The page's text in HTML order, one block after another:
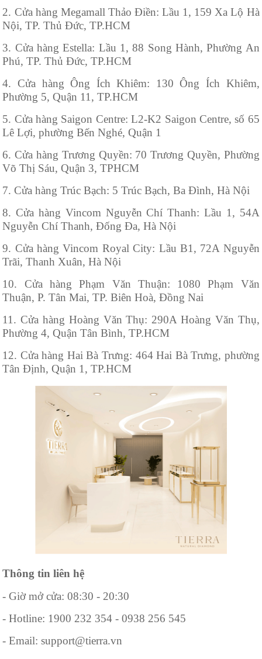
2. Cửa hàng Megamall Thảo Điền: Lầu 1, 159 Xa Lộ Hà
Nội, TP. Thủ Đức, TP.HCM
3. Cửa hàng Estella: Lầu 1, 88 Song Hành, Phường An
Phú, TP. Thủ Đức, TP.HCM
4. Cửa hàng Ông Ích Khiêm: 130 Ông Ích Khiêm,
Phường 5, Quận 11, TP.HCM
5. Cửa hàng Saigon Centre: L2-K2 Saigon Centre, số 65
Lê Lợi, phường Bến Nghé, Quận 1
6. Cửa hàng Trương Quyền: 70 Trương Quyền, Phường
Võ Thị Sáu, Quận 3, TPHCM
7. Cửa hàng Trúc Bạch: 5 Trúc Bạch, Ba Đình, Hà Nội
8. Cửa hàng Vincom Nguyễn Chí Thanh: Lầu 1, 54A
Nguyễn Chí Thanh, Đống Đa, Hà Nội
9. Cửa hàng Vincom Royal City: Lầu B1, 72A Nguyễn
Trãi, Thanh Xuân, Hà Nội
10. Cửa hàng Phạm Văn Thuận: 1080 Phạm Văn
Thuận, P. Tân Mai, TP. Biên Hoà, Đồng Nai
11. Cửa hàng Hoàng Văn Thụ: 290A Hoàng Văn Thụ,
Phường 4, Quận Tân Bình, TP.HCM
12. Cửa hàng Hai Bà Trưng: 464 Hai Bà Trưng, phường
Tân Định, Quận 1, TP.HCM
Thông tin liên hệ
- Giờ mở cửa: 08:30 - 20:30
- Hotline: 1900 232 354 - 0938 256 545
- Email: support@tierra.vn